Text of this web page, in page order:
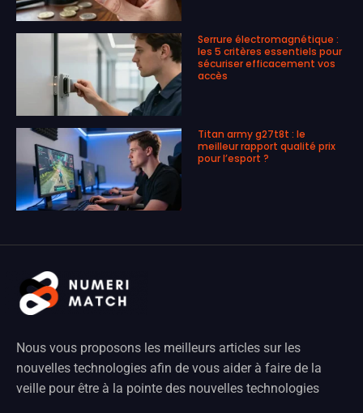
Serrure électromagnétique :
les 5 critères essentiels pour
sécuriser efficacement vos
accès
Titan army g27t8t : le
meilleur rapport qualité prix
pour l’esport ?
Nous vous proposons les meilleurs articles sur les
nouvelles technologies afin de vous aider à faire de la
veille pour être à la pointe des nouvelles technologies